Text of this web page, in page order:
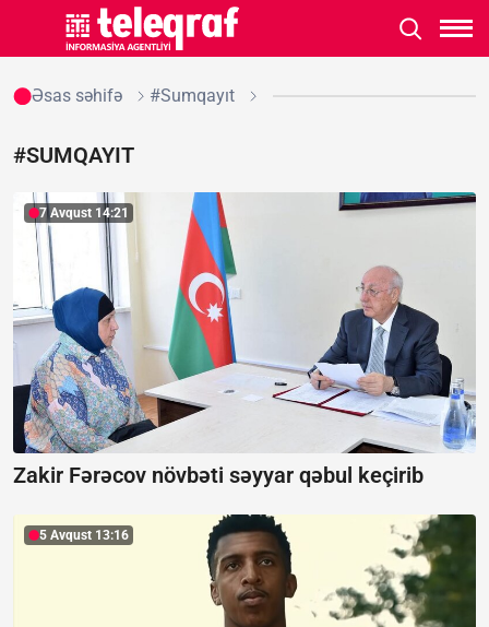
Əsas səhifə #Sumqayıt
#SUMQAYIT
7 Avqust 14:21
Zakir Fərəcov növbəti səyyar qəbul keçirib
5 Avqust 13:16